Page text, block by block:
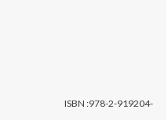
ISBN :978-2-919204-